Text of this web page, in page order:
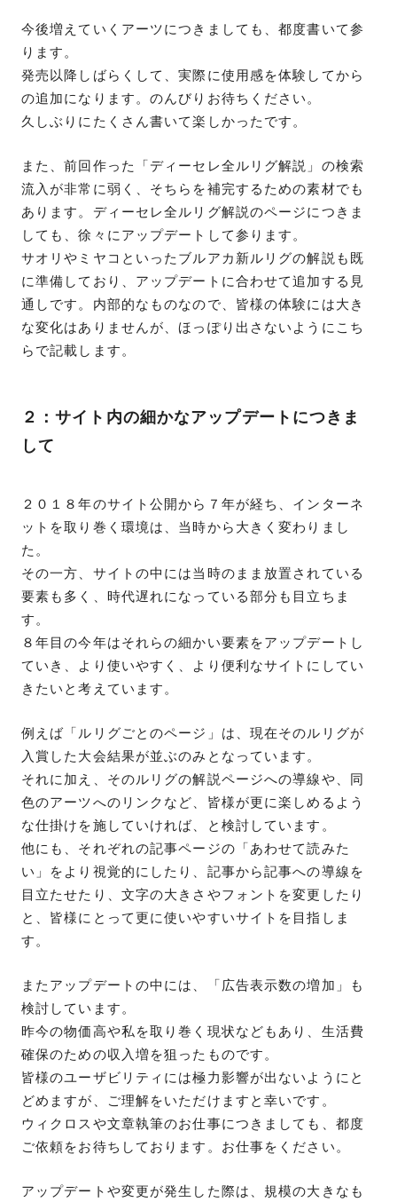
今後増えていくアーツにつきましても、都度書いて参
ります。
発売以降しばらくして、実際に使用感を体験してから
の追加になります。のんびりお待ちください。
久しぶりにたくさん書いて楽しかったです。
また、前回作った「ディーセレ全ルリグ解説」の検索
流入が非常に弱く、そちらを補完するための素材でも
あります。ディーセレ全ルリグ解説のページにつきま
しても、徐々にアップデートして参ります。
サオリやミヤコといったブルアカ新ルリグの解説も既
に準備しており、アップデートに合わせて追加する見
通しです。内部的なものなので、皆様の体験には大き
な変化はありませんが、ほっぽり出さないようにこち
らで記載します。
２：サイト内の細かなアップデートにつきま
して
２０１８年のサイト公開から７年が経ち、インターネ
ットを取り巻く環境は、当時から大きく変わりまし
た。
その一方、サイトの中には当時のまま放置されている
要素も多く、時代遅れになっている部分も目立ちま
す。
８年目の今年はそれらの細かい要素をアップデートし
ていき、より使いやすく、より便利なサイトにしてい
きたいと考えています。
例えば「ルリグごとのページ」は、現在そのルリグが
入賞した大会結果が並ぶのみとなっています。
それに加え、そのルリグの解説ページへの導線や、同
色のアーツへのリンクなど、皆様が更に楽しめるよう
な仕掛けを施していければ、と検討しています。
他にも、それぞれの記事ページの「あわせて読みた
い」をより視覚的にしたり、記事から記事への導線を
目立たせたり、文字の大きさやフォントを変更したり
と、皆様にとって更に使いやすいサイトを目指しま
す。
またアップデートの中には、「広告表示数の増加」も
検討しています。
昨今の物価高や私を取り巻く現状などもあり、生活費
確保のための収入増を狙ったものです。
皆様のユーザビリティには極力影響が出ないようにと
どめますが、ご理解をいただけますと幸いです。
ウィクロスや文章執筆のお仕事につきましても、都度
ご依頼をお待ちしております。お仕事をください。
アップデートや変更が発生した際は、規模の大きなも